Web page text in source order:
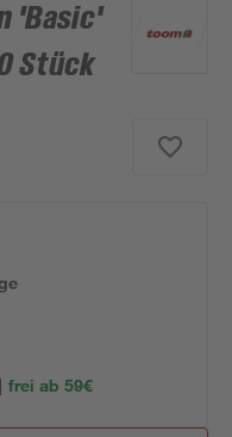
'Basic'
Stück
frei ab 59€